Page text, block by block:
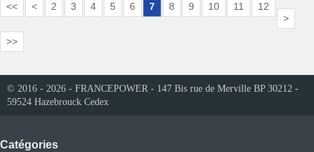
<< < 2 3 4 5 6 7 8 9 10 11
12
>
>>
© 2016 - 2026 - FRANCEPOWER - 147 Bis rue de Merville BP 30212 -
59524 Hazebrouck Cedex
Catégories